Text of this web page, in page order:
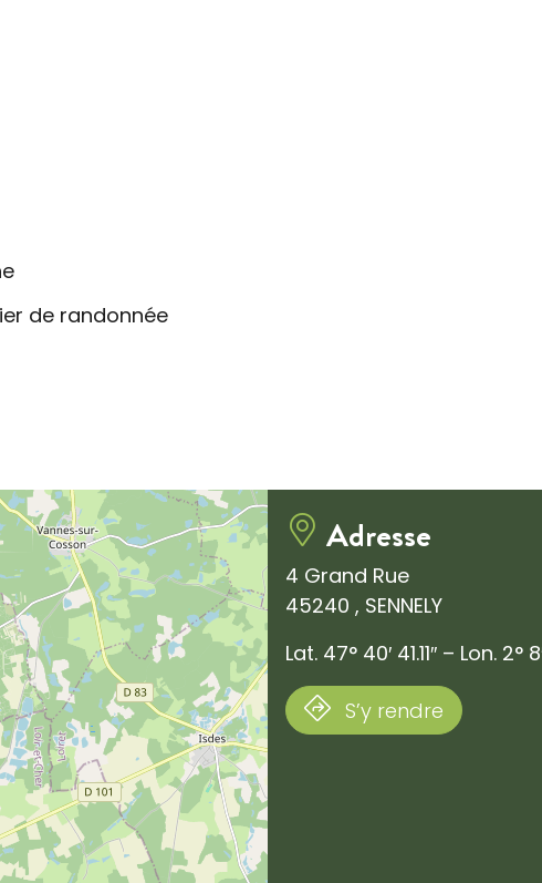
de randonnée
Adresse
4 Grand Rue
45240 , SENNELY
Lat. 47° 40′ 41.11″ – Lon. 2°
S’y rendre